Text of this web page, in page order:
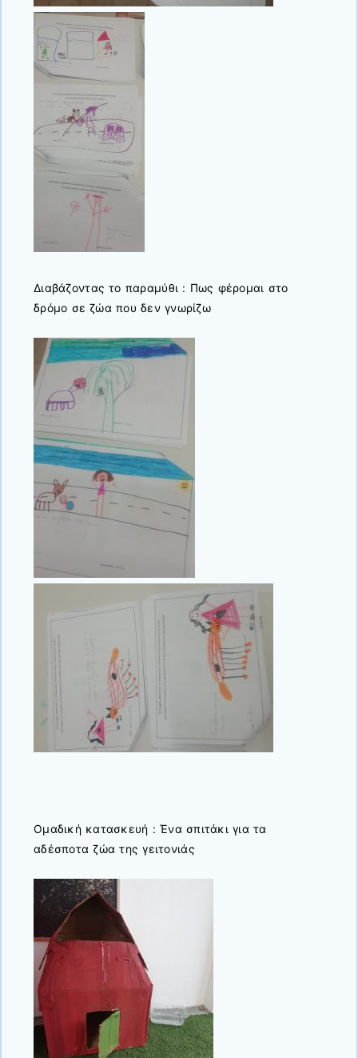
Διαβάζοντας το παραμύθι : Πως φέρομαι στο
δρόμο σε ζώα που δεν γνωρίζω
Ομαδική κατασκευή : Ένα σπιτάκι για τα
αδέσποτα ζώα της γειτονιάς